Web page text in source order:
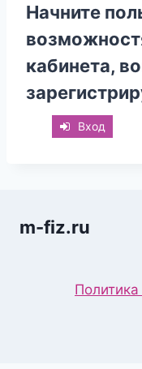
Начните
кабинета,
Вход
m-fiz.ru